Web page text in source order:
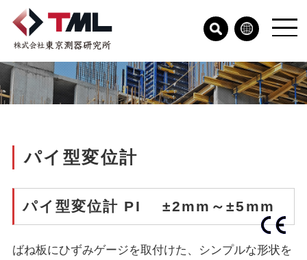
パイ型変位計
パイ型変位計 PI ±2mm～±5mm
ばね板にひずみゲージを取付けた、シンプルな形状を